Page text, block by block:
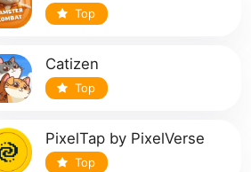
Top
Catizen
Top
PixelTap by PixelVerse
Top